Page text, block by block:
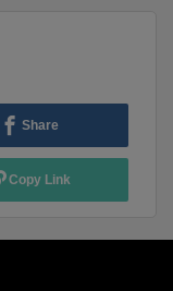
Share
Copy Link